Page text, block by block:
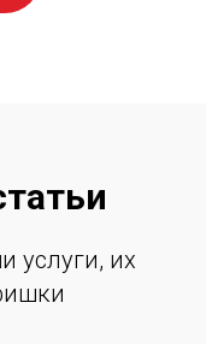
услуги, их